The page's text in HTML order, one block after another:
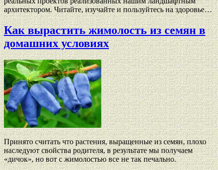
архитектором. Читайте, изучайте и пользуйтесь на здоровье…
Как вырастить жимолость из семян в
домашних условиях
Принято считать что растения, выращенные из семян, плохо
наследуют свойства родителя, в результате мы получаем
«дичок», но вот с жимолостью все не так печально.